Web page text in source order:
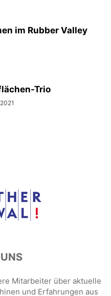
im Rubber Valley
Trio
Mitarbeiter über aktuelle
und Erfahrungen aus